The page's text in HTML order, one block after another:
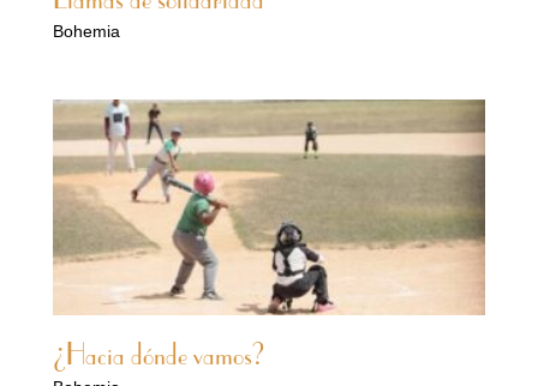
Bohemia
¿Hacia dónde vamos?